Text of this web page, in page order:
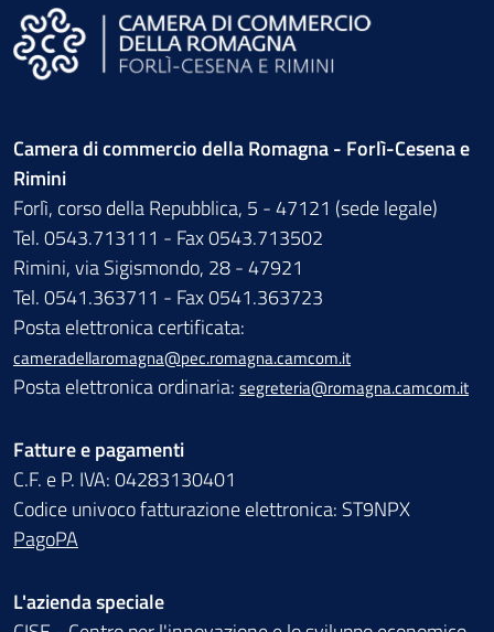
Camera di commercio della Romagna - Forlì-Cesena e
Rimini
Forlì, corso della Repubblica, 5 - 47121 (sede legale)
Tel. 0543.713111 - Fax 0543.713502
Rimini, via Sigismondo, 28 - 47921
Tel. 0541.363711 - Fax 0541.363723
Posta elettronica certificata:
cameradellaromagna@pec.romagna.camcom.it
Posta elettronica ordinaria: segreteria@romagna.camcom.it
Fatture e pagamenti
C.F. e P. IVA: 04283130401
Codice univoco fatturazione elettronica: ST9NPX
PagoPA
L'azienda speciale